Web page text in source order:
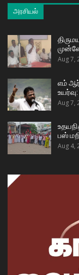
அரசியல்
Aug 7,
எம் ஆர்
Aug 7,
பஸ்
Aug 4,